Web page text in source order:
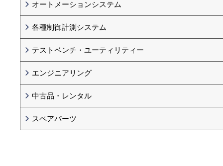
オートメーションシステム
各種制御計測システム
テストベンチ・ユーティリティー
エンジニアリング
中古品・レンタル
スペアパーツ